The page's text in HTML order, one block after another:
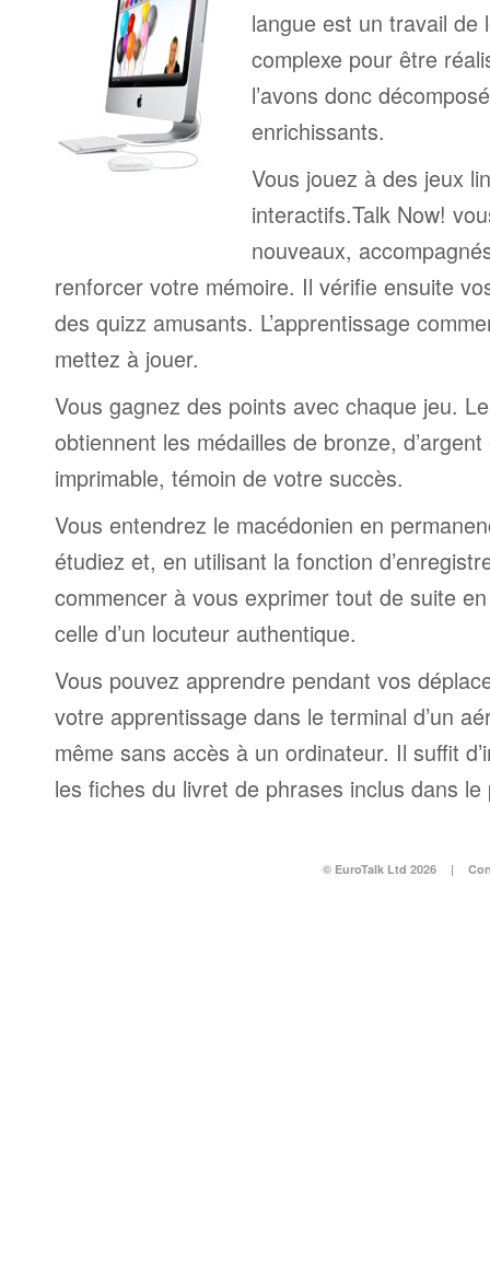
langue est un travail de
complexe pour être
l’avons donc
enrichissants.
Vous jouez à des jeux
interactifs.Talk Now!
nouveaux,
renforcer votre mémoire. Il vérifie ensuite
des quizz amusants. L’apprentissage
mettez à jouer.
Vous gagnez des points avec chaque jeu.
obtiennent les médailles de bronze,
imprimable, témoin de votre succès.
Vous entendrez le macédonien en
étudiez et, en utilisant la fonction
commencer à vous exprimer tout de suite
celle d’un locuteur authentique.
Vous pouvez apprendre pendant vos
votre apprentissage dans le terminal d’un
même sans accès à un ordinateur. Il suffit
les fiches du livret de phrases inclus dans le
© EuroTalk Ltd 2026 |